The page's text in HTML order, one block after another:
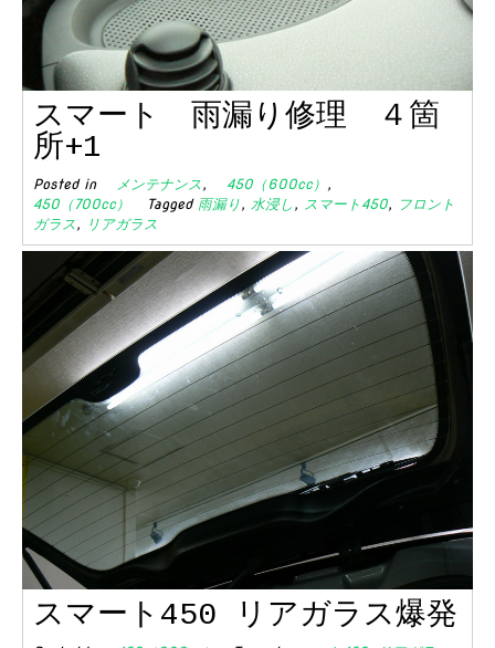
スマート 雨漏り修理 ４箇
所+1
Posted in メンテナンス, 450（600cc） ,
450（700cc）
Tagged 雨漏り, 水浸し , スマート450, フロント
ガラス, リアガラス
スマート450 リアガラス爆発